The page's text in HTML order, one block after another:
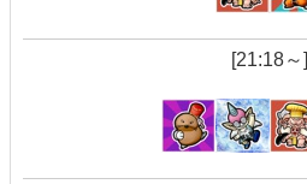
[21:18～]